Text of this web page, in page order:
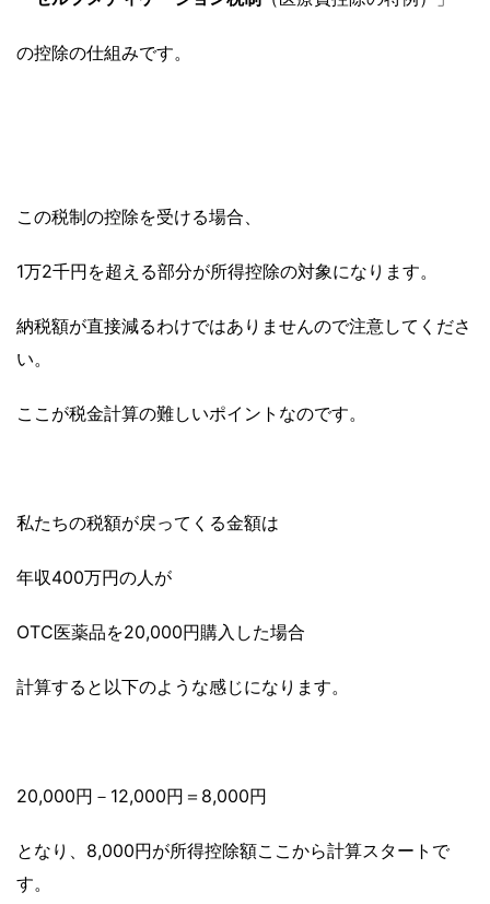
の控除の仕組みです。
この税制の控除を受ける場合、
1万2千円を超える部分が所得控除の対象になります。
納税額が直接減るわけではありませんので注意してくださ
い。
ここが税金計算の難しいポイントなのです。
私たちの税額が戻ってくる金額は
年収400万円の人が
OTC医薬品を20,000円購入した場合
計算すると以下のような感じになります。
20,000円－12,000円＝8,000円
となり、8,000円が所得控除額ここから計算スタートで
す。